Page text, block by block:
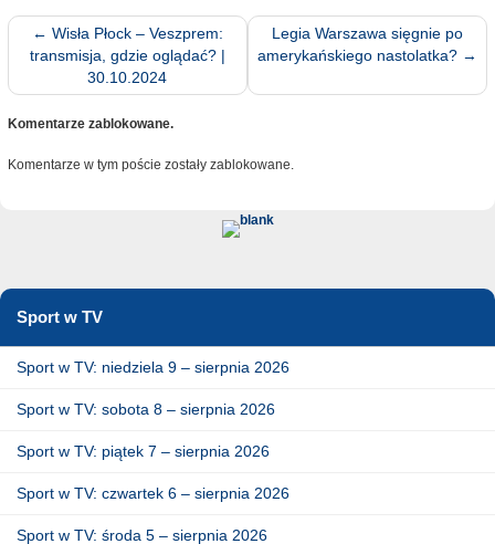
← Wisła Płock – Veszprem:
transmisja, gdzie oglądać? |
30.10.2024
Legia Warszawa sięgnie po
amerykańskiego nastolatka? →
Komentarze zablokowane.
Komentarze w tym poście zostały zablokowane.
Sport w TV
Sport w TV: niedziela 9 – sierpnia 2026
Sport w TV: sobota 8 – sierpnia 2026
Sport w TV: piątek 7 – sierpnia 2026
Sport w TV: czwartek 6 – sierpnia 2026
Sport w TV: środa 5 – sierpnia 2026